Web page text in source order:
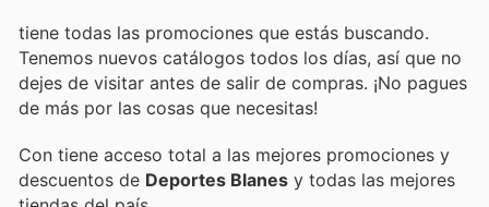
tiene todas las promociones que estás buscando.
Tenemos nuevos catálogos todos los días, así que no
dejes de visitar antes de salir de compras. ¡No pagues
de más por las cosas que necesitas!
Con tiene acceso total a las mejores promociones y
descuentos de Deportes Blanes y todas las mejores